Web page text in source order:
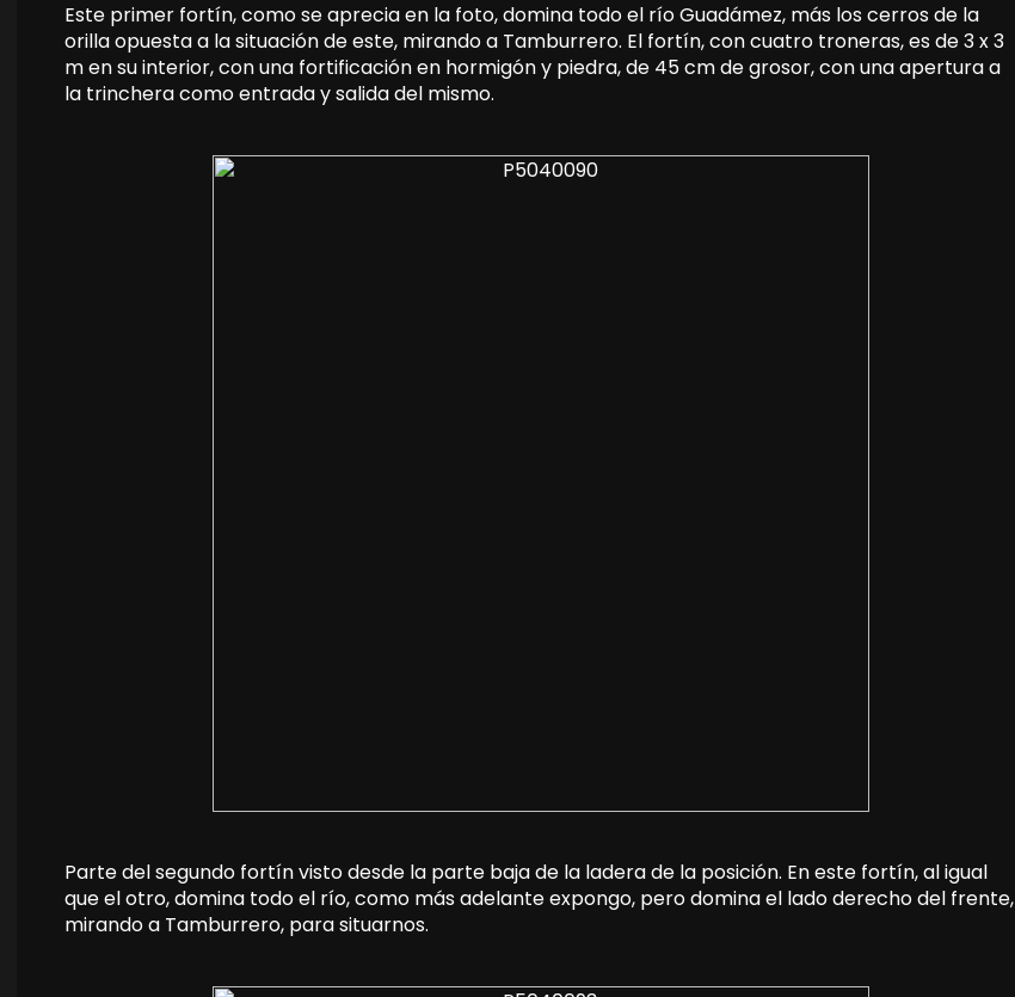
Este primer fortín, como se aprecia en la foto, domina todo el río Guadámez, más los cerros de la
orilla opuesta a la situación de este, mirando a Tamburrero. El fortín, con cuatro troneras, es de 3 x 3
m en su interior, con una fortificación en hormigón y piedra, de 45 cm de grosor, con una apertura a
la trinchera como entrada y salida del mismo.
Parte del segundo fortín visto desde la parte baja de la ladera de la posición. En este fortín, al igual
que el otro, domina todo el río, como más adelante expongo, pero domina el lado derecho del frente,
mirando a Tamburrero, para situarnos.